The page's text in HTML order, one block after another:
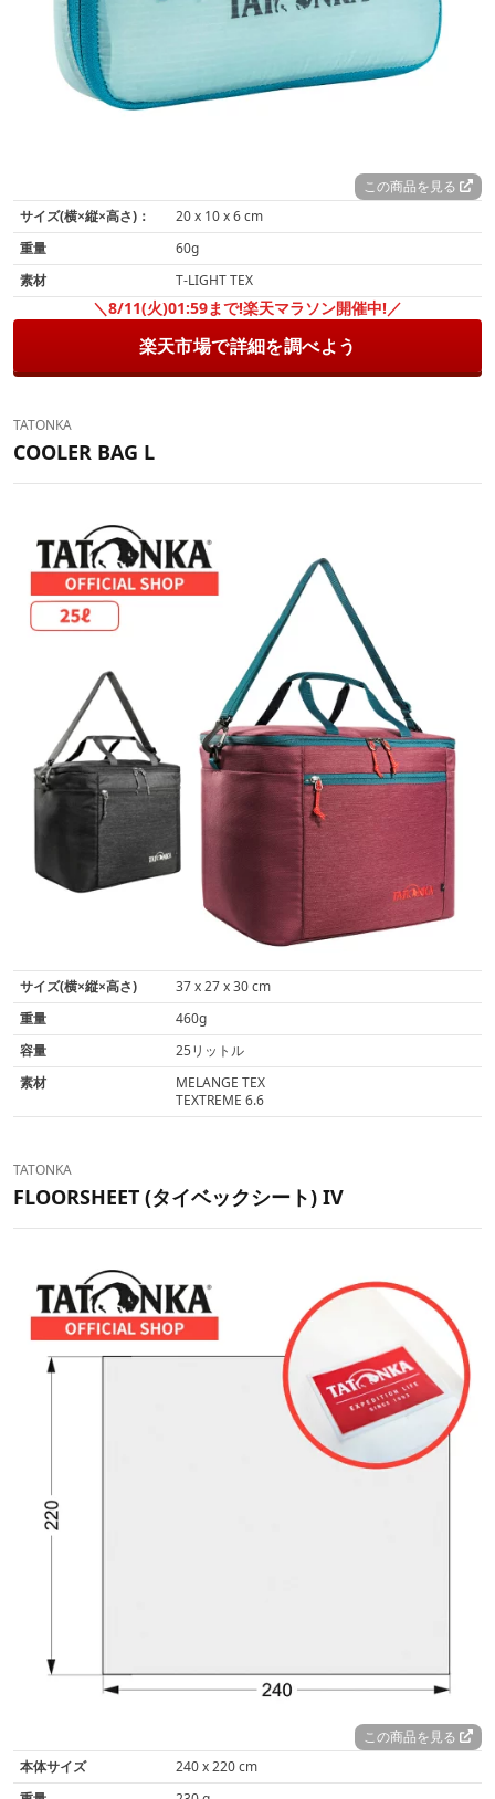
この商品を見る
サイズ(横×縦×高さ)：
20 x 10 x 6 cm
重量
60g
素材
T-LIGHT TEX
＼8/11(火)01:59まで!楽天マラソン開催中!／
楽天市場で詳細を調べよう
TATONKA
COOLER BAG L
サイズ(横×縦×高さ)
37 x 27 x 30 cm
重量
460g
容量
25リットル
素材
MELANGE TEX
TEXTREME 6.6
TATONKA
FLOORSHEET (タイベックシート) IV
この商品を見る
本体サイズ
240 x 220 cm